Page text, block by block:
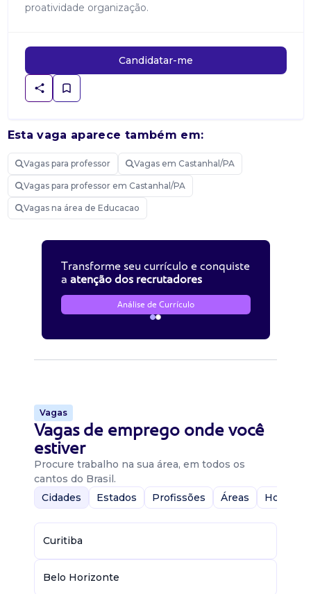
proatividade organização.
Candidatar-me
Esta vaga aparece também em:
Vagas para professor Vagas em Castanhal/PA
Vagas para professor em Castanhal/PA
Vagas na área de Educacao
Transforme seu currículo e conquiste
a atenção dos recrutadores
Análise de Currículo
Vagas
Vagas de emprego onde você
estiver
Procure trabalho na sua área, em todos os
cantos do Brasil.
Cidades
Estados Profissões Áreas Home-
Curitiba
Belo Horizonte